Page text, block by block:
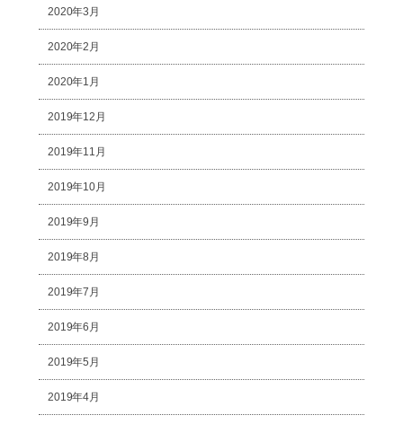
2020年3月
2020年2月
2020年1月
2019年12月
2019年11月
2019年10月
2019年9月
2019年8月
2019年7月
2019年6月
2019年5月
2019年4月